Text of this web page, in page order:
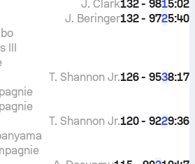
5:02
1
132 - 98
J. Clark
5:40
2
132 - 97
J. Beringer
III
8:17
3
126 - 95
T. Shannon Jr.
9:36
2
120 - 92
T. Shannon Jr.